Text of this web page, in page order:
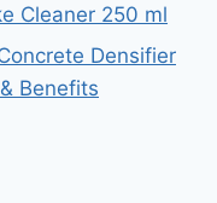
Cleaner 250 ml
Densifier
Benefits